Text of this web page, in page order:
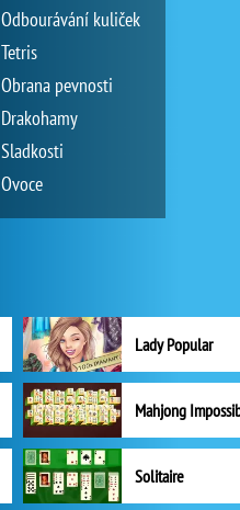
Odbourávání kuliček
Tetris
Obrana pevnosti
Drakohamy
Sladkosti
Ovoce
Lady Popular
Mahjong
Solitaire